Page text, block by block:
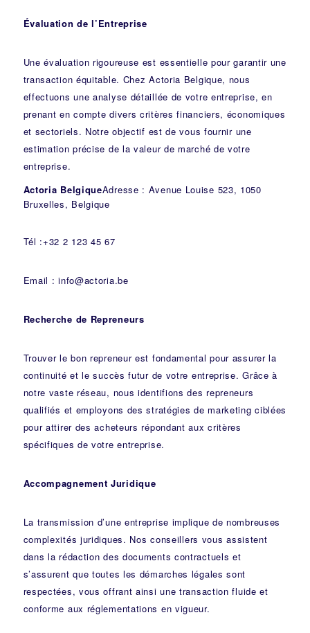
Évaluation de l’Entreprise
Une évaluation rigoureuse est essentielle pour garantir une
transaction équitable. Chez Actoria Belgique, nous
effectuons une analyse détaillée de votre entreprise, en
prenant en compte divers critères financiers, économiques
et sectoriels. Notre objectif est de vous fournir une
estimation précise de la valeur de marché de votre
entreprise.
Actoria BelgiqueAdresse : Avenue Louise 523, 1050
Bruxelles, Belgique
Tél :+32 2 123 45 67
Email : info@actoria.be
Recherche de Repreneurs
Trouver le bon repreneur est fondamental pour assurer la
continuité et le succès futur de votre entreprise. Grâce à
notre vaste réseau, nous identifions des repreneurs
qualifiés et employons des stratégies de marketing ciblées
pour attirer des acheteurs répondant aux critères
spécifiques de votre entreprise.
Accompagnement Juridique
La transmission d’une entreprise implique de nombreuses
complexités juridiques. Nosconseillers vous assistent
dans la rédaction des documents contractuels et
s’assurent que toutes les démarches légales sont
respectées, vous offrant ainsi une transaction fluide et
conforme aux réglementations en vigueur.